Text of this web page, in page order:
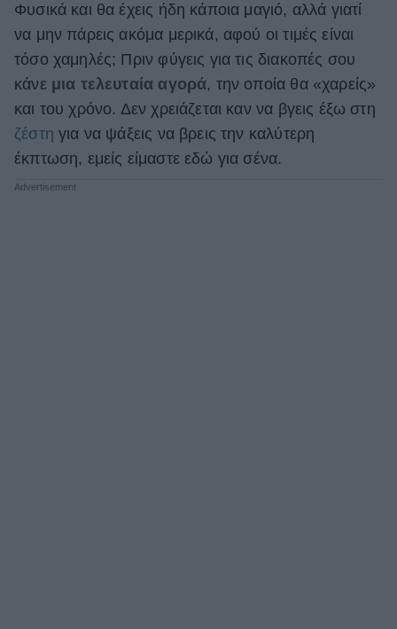
ΒΟΞ
Χωρίς Ταμπέλες
Women's Forum
Φυσικά και θα έχεις ήδη κάποια μαγιό, αλλά γιατί
να μην πάρεις ακόμα μερικά, αφού οι τιμές είναι
τόσο χαμηλές; Πριν φύγεις για τις διακοπές σου
κάνε μια τελευταία αγορά, την οποία θα «χαρείς»
και του χρόνο. Δεν χρειάζεται καν να βγεις έξω στη
ζέστη για να ψάξεις να βρεις την καλύτερη
έκπτωση, εμείς είμαστε εδώ για σένα.